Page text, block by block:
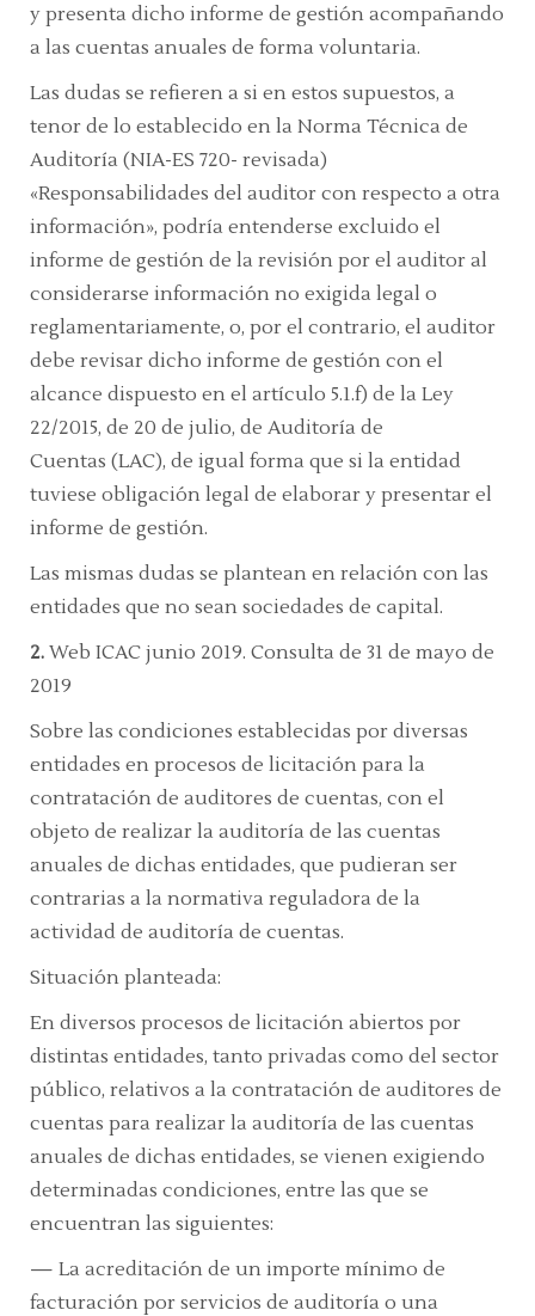
y presenta dicho informe de gestión acompañando
a las cuentas anuales de forma voluntaria.
Las dudas se refieren a si en estos supuestos, a
tenor de lo establecido en la Norma Técnica de
Auditoría (NIA-ES 720- revisada)
«Responsabilidades del auditor con respecto a otra
información», podría entenderse excluido el
informe de gestión de la revisión por el auditor al
considerarse información no exigida legal o
reglamentariamente, o, por el contrario, el auditor
debe revisar dicho informe de gestión con el
alcance dispuesto en el artículo 5.1.f) de la Ley
22/2015, de 20 de julio, de Auditoría de
Cuentas (LAC), de igual forma que si la entidad
tuviese obligación legal de elaborar y presentar el
informe de gestión.
Las mismas dudas se plantean en relación con las
entidades que no sean sociedades de capital.
2. Web ICAC junio 2019. Consulta de 31 de mayo de
2019
Sobre las condiciones establecidas por diversas
entidades en procesos de licitación para la
contratación de auditores de cuentas, con el
objeto de realizar la auditoría de las cuentas
anuales de dichas entidades, que pudieran ser
contrarias a la normativa reguladora de la
actividad de auditoría de cuentas.
Situación planteada:
En diversos procesos de licitación abiertos por
distintas entidades, tanto privadas como del sector
público, relativos a la contratación de auditores de
cuentas para realizar la auditoría de las cuentas
anuales de dichas entidades, se vienen exigiendo
determinadas condiciones, entre las que se
encuentran las siguientes:
— La acreditación de un importe mínimo de
facturación por servicios de auditoría o una